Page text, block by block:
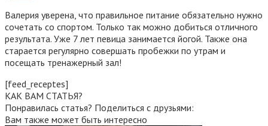
Валерия уверена, что правильное питание обязательно нужно
сочетать со спортом. Только так можно добиться отличного
результата. Уже 7 лет певица занимается йогой. Также она
старается регулярно совершать пробежки по утрам и
посещать тренажерный зал!
[feed_receptes]
КАК ВАМ СТАТЬЯ?
Понравилась статья? Поделиться с друзьями:
Вам также может быть интересно